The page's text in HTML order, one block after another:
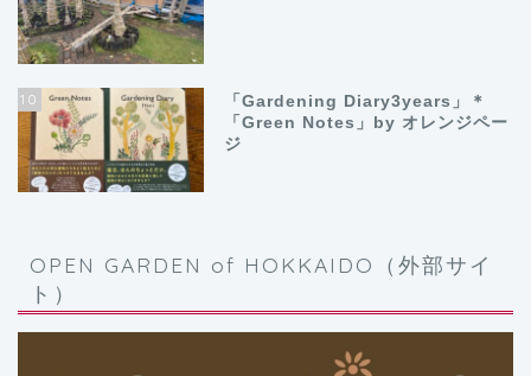
10
「Gardening Diary3years」＊
「Green Notes」by オレンジペー
ジ
OPEN GARDEN of HOKKAIDO（外部サイ
ト）